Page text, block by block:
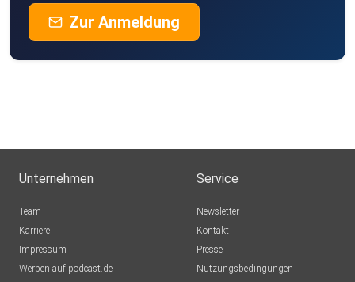
Zur Anmeldung
Unternehmen
Team
Karriere
Impressum
Werben auf podcast.de
Service
Newsletter
Kontakt
Presse
Nutzungsbedingungen